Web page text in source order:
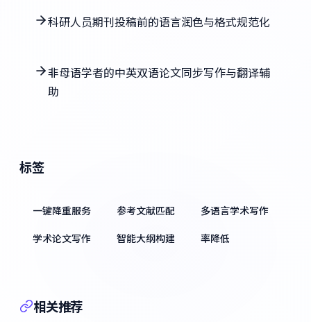
科研人员期刊投稿前的语言润色与格式规范化
非母语学者的中英双语论文同步写作与翻译辅
助
标签
一键降重服务 参考文献匹配
多语言学术写作
学术论文写作
智能大纲构建 率降低
相关推荐